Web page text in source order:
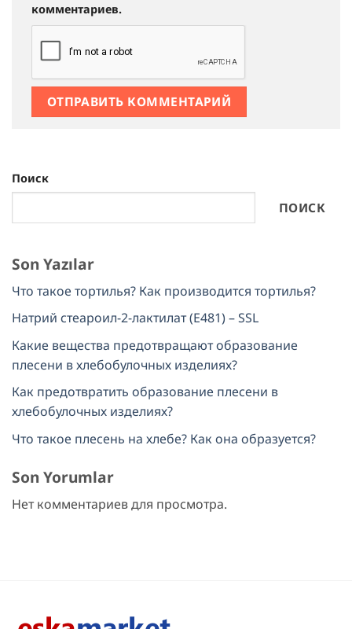
комментариев.
Поиск
ПОИСК
Son Yazılar
Что такое тортилья? Как производится тортилья?
Натрий стеароил-2-лактилат (E481) – SSL
Какие вещества предотвращают образование
плесени в хлебобулочных изделиях?
Как предотвратить образование плесени в
хлебобулочных изделиях?
Что такое плесень на хлебе? Как она образуется?
Son Yorumlar
Нет комментариев для просмотра.